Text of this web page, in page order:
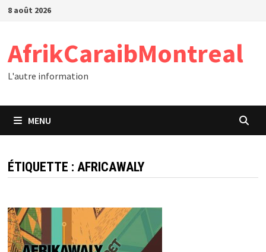
Passer
8 août 2026
AfrikCaraibMontreal
L'autre information
MENU
ÉTIQUETTE : AFRICAWALY